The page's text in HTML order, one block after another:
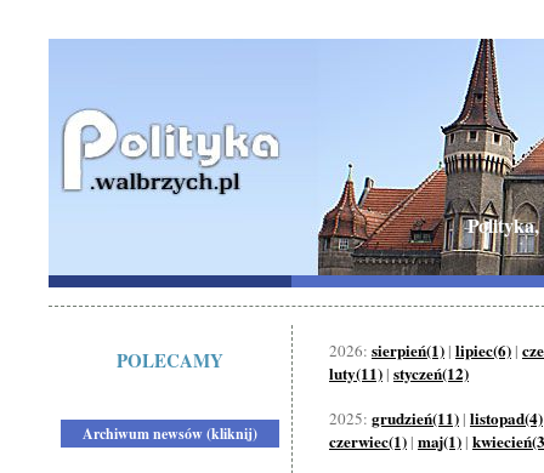
POLECAMY
Archiwum newsów (kliknij)
2026: sierpień(1) | lipiec(6) |
luty(11) | styczeń(12)
2025: grudzień(11) | listopad(4)
czerwiec(1) | maj(1) |